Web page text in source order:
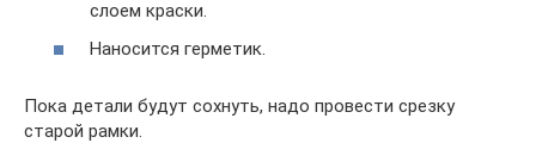
слоем краски.
Наносится герметик.
Пока детали будут сохнуть, надо провести срезку
старой рамки.